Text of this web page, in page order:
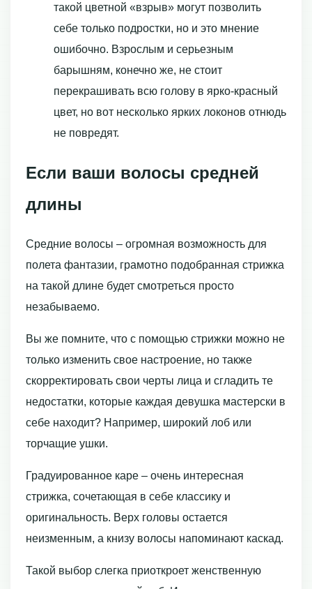
такой цветной «взрыв» могут позволить
себе только подростки, но и это мнение
ошибочно. Взрослым и серьезным
барышням, конечно же, не стоит
перекрашивать всю голову в ярко-красный
цвет, но вот несколько ярких локонов отнюдь
не повредят.
Если ваши волосы средней
длины
Средние волосы – огромная возможность для
полета фантазии, грамотно подобранная стрижка
на такой длине будет смотреться просто
незабываемо.
Вы же помните, что с помощью стрижки можно не
только изменить свое настроение, но также
скорректировать свои черты лица и сгладить те
недостатки, которые каждая девушка мастерски в
себе находит? Например, широкий лоб или
торчащие ушки.
Градуированное каре – очень интересная
стрижка, сочетающая в себе классику и
оригинальность. Верх головы остается
неизменным, а книзу волосы напоминают каскад.
Такой выбор слегка приоткроет женственную